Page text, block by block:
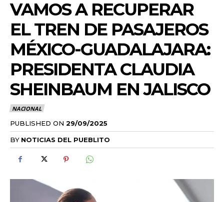
VAMOS A RECUPERAR
EL TREN DE PASAJEROS
MÉXICO-GUADALAJARA:
PRESIDENTA CLAUDIA
SHEINBAUM EN JALISCO
NACIONAL
PUBLISHED ON 29/09/2025
BY NOTICIAS DEL PUEBLITO